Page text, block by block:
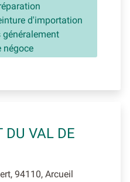
d'importation
négoce
DU VAL DE
94110, Arcueil